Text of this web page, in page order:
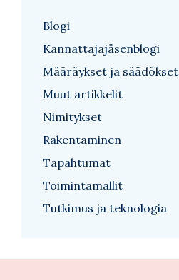
Blogi
Kannattajajäsenblogi
Määräykset ja säädökset
Muut artikkelit
Nimitykset
Rakentaminen
Tapahtumat
Toimintamallit
Tutkimus ja teknologia